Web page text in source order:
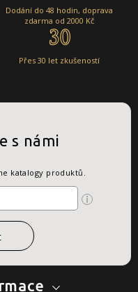
Dodání do 48 hodin, doprava
zdarma od 2000 Kč
Přes 30 let zkušeností
s námi
katalogy produktů.